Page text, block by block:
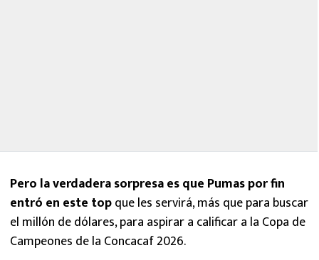
Pero la verdadera sorpresa es que Pumas por fin
entró en este topque les servirá, más que para buscar
el millón de dólares, para aspirar a calificar a la Copa de
Campeones de la Concacaf 2026.